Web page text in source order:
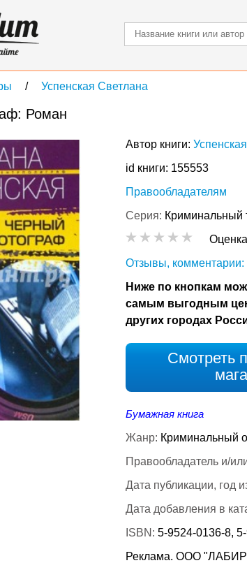
Успенская Светлана
Роман
Автор книги:
id книги: 155553
Правообладателям
Серия: Криминальный
Отзывы, комментарии:
Ниже по кнопкам
самым выгодным
других городах
Смотреть
Бумажная книга
Жанр: Криминальный
Правообладатель и/
Дата публикации, год
Дата добавления в
ISBN: 5-9524-0136-8,
Реклама. ООО